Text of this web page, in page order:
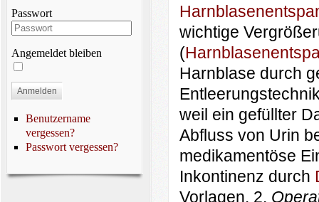
Passwort
Angemeldet bleiben
Anmelden
Benutzername
vergessen?
Passwort vergessen?
wichtige
(
Harnblase durch
weil ein gefüllter
Abfluss von Urin
medikamentöse
Inkontinenz durch
Vorlagen. 2.